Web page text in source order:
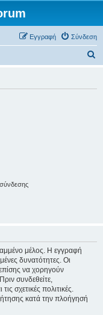
Σύνδεση
Εγγραφή
μέλος. Η εγγραφή
δυνατότητες. Οι
να χορηγούν
συνδεθείτε,
σχετικές πολιτικές.
κατά την πλοήγησή